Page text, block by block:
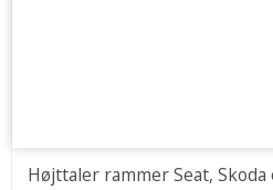
Højttaler rammer Seat, Skoda